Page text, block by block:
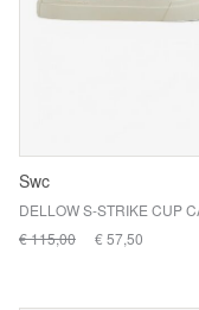
Swc
€ 115,00
€ 57,50